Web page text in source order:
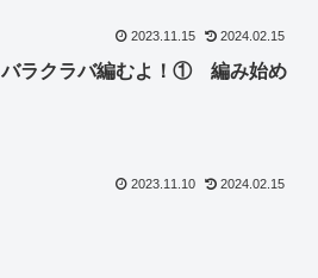
2023.11.15 2024.02.15
バラクラバ編むよ！① 編み始め
2023.11.10 2024.02.15